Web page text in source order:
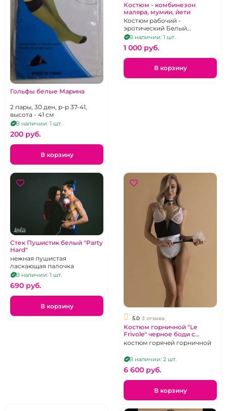
Гольфы белые Марина
2 пары, 30 ден, р-р 37-41,
высота - 41 см
В наличии: 1 шт.
200 pуб.
В корзину
Костюм - комбинезон
маляра, мумии, йети
Костюм рабочий -
эротический Белый
нетканый материал, на
молнии, XL
В наличии: 1 шт.
1 000 pуб.
В корзину
Стек Пушистик белый "Party
Hard"
нежная пушистая
ласкающая палочка
В наличии: 1 шт.
690 pуб.
В корзину
5.0 3 отзыва
Костюм горничной "Le
Frivole" черное боди с
передником (L/XL)
костюм горячей горничной
В наличии: 2 шт.
6 600 pуб.
В корзину